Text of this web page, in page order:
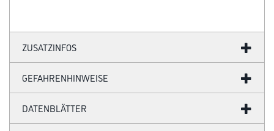
ZUSATZINFOS
GEFAHRENHINWEISE
DATENBLÄTTER